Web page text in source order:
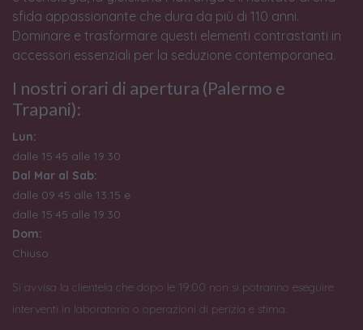
sfida appassionante che dura da più di 110 anni.
Dominare e trasformare questi elementi contrastanti in
accessori essenziali per la seduzione contemporanea.
I nostri orari di apertura (Palermo e
Trapani):
Lun:
dalle 15:45 alle 19:30
Dal Mar al Sab:
dalle 09:45 alle 13:15 e
dalle 15:45 alle 19:30
Dom:
Chiuso
Si avvisa la clientela che dopo le 19:00 non si potranno eseguire
interventi in laboratorio o operazioni di perizia e stima.